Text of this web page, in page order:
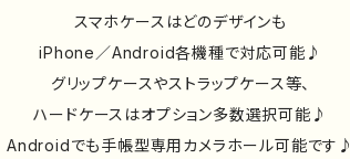
スマホケースはどのデザインも
iPhone／Android各機種で対応可能♪
グリップケースやストラップケース等、
ハードケースはオプション多数選択可能♪
Androidでも手帳型専用カメラホール可能です♪